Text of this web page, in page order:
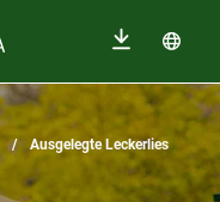
Ausgelegte Leckerlies